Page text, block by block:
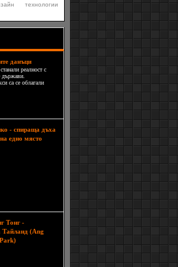
технологии
данъци
реалност с
държави.
са се облагали
- спираща дъха
едно място
Тонг -
Тайланд (Ang
Архипелагът